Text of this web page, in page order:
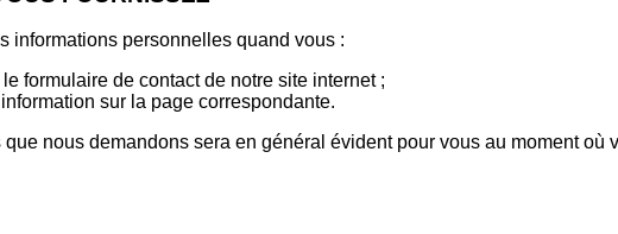
informations personnelles quand vous :
formulaire de contact de notre site internet ;
sur la page correspondante.
que nous demandons sera en général évident pour vous au moment où